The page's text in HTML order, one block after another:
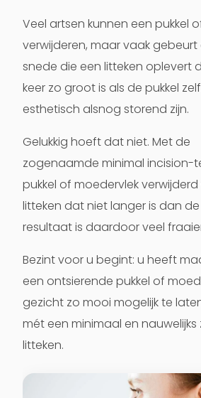
Veel artsen kunnen een pukkel
verwijderen, maar vaak
snede die een litteken oplevert
keer zo groot is als de pukkel
esthetisch alsnog storend zijn.
Gelukkig hoeft dat niet. Met de
zogenaamde minimal incision-
pukkel of moedervlek
litteken dat niet langer is dan de
resultaat is daardoor veel
Bezint voor u begint: u heeft
een ontsierende pukkel of
gezicht zo mooi mogelijk te
mét een minimaal en
litteken.